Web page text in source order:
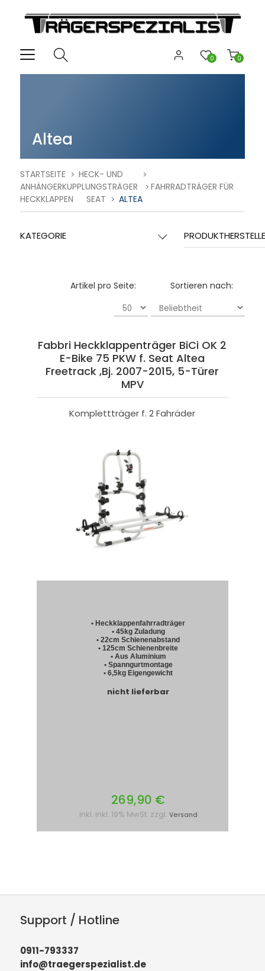
0
0
Altea
STARTSEITE
HECK- UND
ANHÄNGERKUPPLUNGSTRÄGER
FAHRRADTRÄGER FÜR
HECKKLAPPEN
SEAT ALTEA
KATEGORIE
Sortieren nach:
Artikel pro Seite:
Fabbri Heckklappenträger BiCi OK 2
E-Bike 75 PKW f. Seat Altea
Freetrack ,Bj. 2007-2015, 5-Türer
MPV
Komplettträger f. 2 Fahräder
• Heckklappenfahrradträger
• 45kg Zuladung
• 22cm Schienenabstand
• 125cm Schienenbreite
• Aus Aluminium
• Spanngurtmontage
• 6,5kg Eigengewicht
nicht lieferbar
269,90 €
inkl. inkl. 19% MwSt. zzgl. Versand
Support / Hotline
0911-793337
info@traegerspezialist.de